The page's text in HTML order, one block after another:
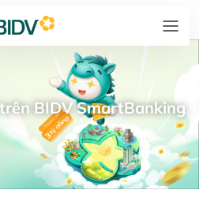
BIDV SmartBanking